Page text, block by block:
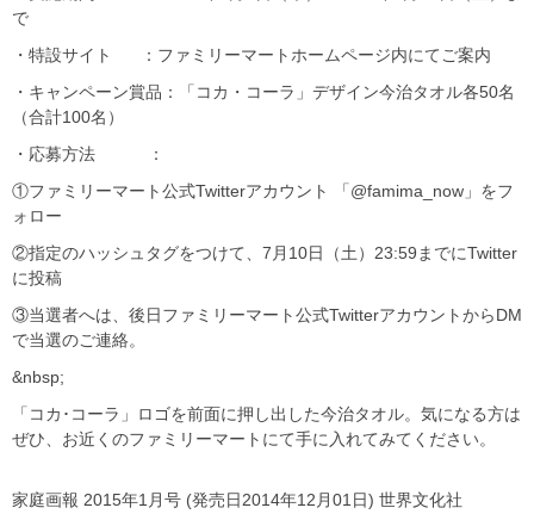
で
・特設サイト ：ファミリーマートホームページ内にてご案内
・キャンペーン賞品：「コカ・コーラ」デザイン今治タオル各50名
（合計100名）
・応募方法 ：
①ファミリーマート公式Twitterアカウント 「@famima_now」をフ
ォロー
②指定のハッシュタグをつけて、7月10日（土）23:59までにTwitter
に投稿
③当選者へは、後日ファミリーマート公式TwitterアカウントからDM
で当選のご連絡。
&nbsp;
「コカ･コーラ」ロゴを前面に押し出した今治タオル。気になる方は
ぜひ、お近くのファミリーマートにて手に入れてみてください。
家庭画報 2015年1月号 (発売日2014年12月01日) 世界文化社